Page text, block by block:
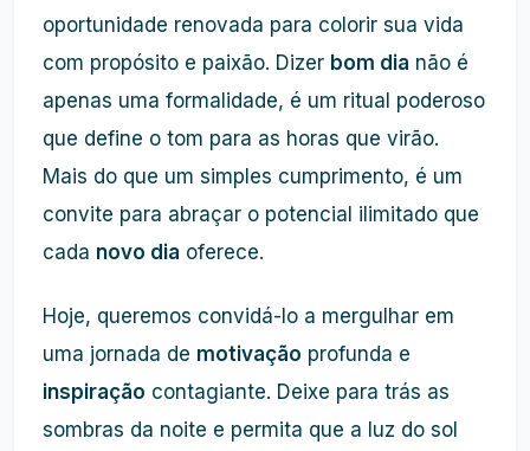
oportunidade renovada para colorir sua vida
com propósito e paixão. Dizer bom dia não é
apenas uma formalidade, é um ritual poderoso
que define o tom para as horas que virão.
Mais do que um simples cumprimento, é um
convite para abraçar o potencial ilimitado que
cada novo dia oferece.
Hoje, queremos convidá-lo a mergulhar em
uma jornada de motivação profunda e
inspiração contagiante. Deixe para trás as
sombras da noite e permita que a luz do sol